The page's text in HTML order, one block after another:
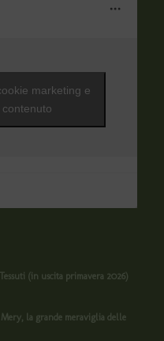
marketing e
(in uscita primavera 2026)
la grande meraviglia delle